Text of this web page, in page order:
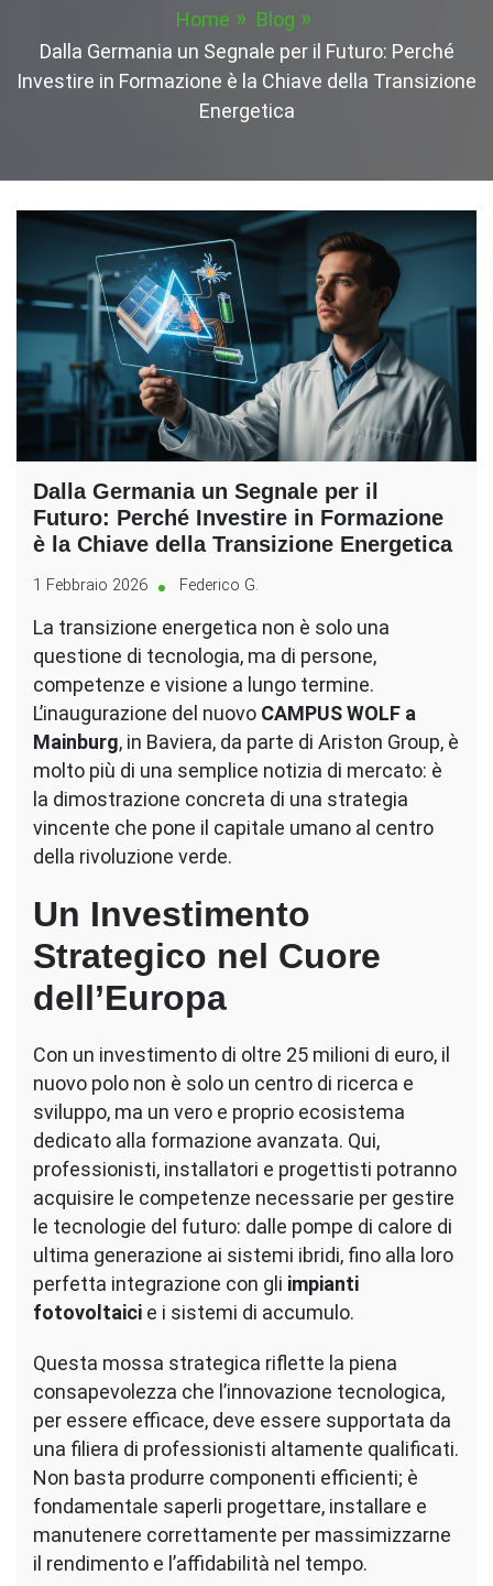
Home
Blog
Dalla Germania un Segnale per il Futuro: Perché
Investire in Formazione è la Chiave della Transizione
Energetica
Dalla Germania un Segnale per il
Futuro: Perché Investire in Formazione
è la Chiave della Transizione Energetica
1 Febbraio 2026 Federico G.
La transizione energetica non è solo una
questione di tecnologia, ma di persone,
competenze e visione a lungo termine.
L’inaugurazione del nuovo CAMPUS WOLF a
Mainburg, in Baviera, da parte di Ariston Group, è
molto più di una semplice notizia di mercato: è
la dimostrazione concreta di una strategia
vincente che pone il capitale umano al centro
della rivoluzione verde.
Un Investimento
Strategico nel Cuore
dell’Europa
Con un investimento di oltre 25 milioni di euro, il
nuovo polo non è solo un centro di ricerca e
sviluppo, ma un vero e proprio ecosistema
dedicato alla formazione avanzata. Qui,
professionisti, installatori e progettisti potranno
acquisire le competenze necessarie per gestire
le tecnologie del futuro: dalle pompe di calore di
ultima generazione ai sistemi ibridi, fino alla loro
perfetta integrazione con gli impianti
fotovoltaici e i sistemi di accumulo.
Questa mossa strategica riflette la piena
consapevolezza che l’innovazione tecnologica,
per essere efficace, deve essere supportata da
una filiera di professionisti altamente qualificati.
Non basta produrre componenti efficienti; è
fondamentale saperli progettare, installare e
manutenere correttamente per massimizzarne
il rendimento e l’affidabilità nel tempo.